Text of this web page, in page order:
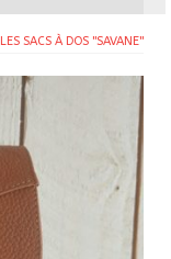
LES SACS À DOS "SAVANE"